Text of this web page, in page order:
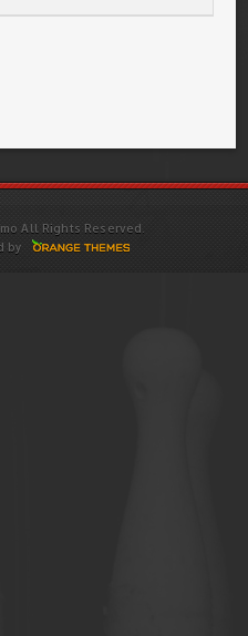
All Rights Reserved.
by